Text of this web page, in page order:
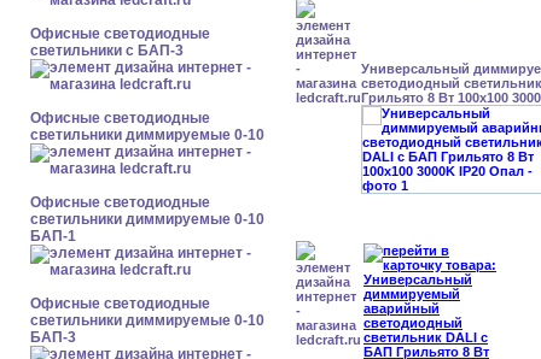
Офисные светодиодные
светильники с БАП-3
Офисные светодиодные
светильники диммируемые 0-10
Офисные светодиодные
светильники диммируемые 0-10
БАП-1
Офисные светодиодные
светильники диммируемые 0-10
БАП-3
Универсальный
светодиодный
Грильято 8 Вт 100x100